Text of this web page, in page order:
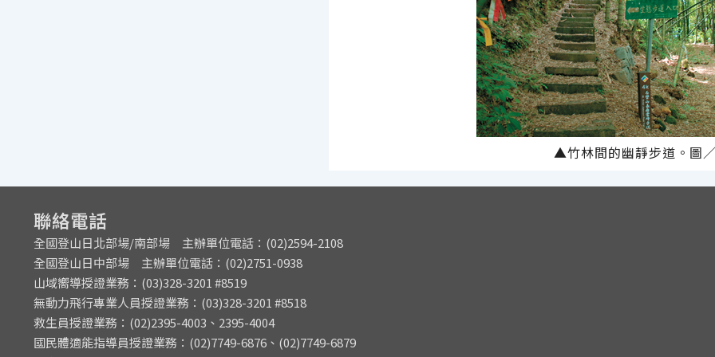
▲竹林間的幽靜步道。圖
聯絡電話
全國登山日北部場/南部場 主辦單位電話：(02)2594-2108
全國登山日中部場 主辦單位電話：(02)2751-0938
山域嚮導授證業務：(03)328-3201 #8519
無動力飛行專業人員授證業務：(03)328-3201 #8518
救生員授證業務：(02)2395-4003、2395-4004
國民體適能指導員授證業務：(02)7749-6876、(02)7749-6879